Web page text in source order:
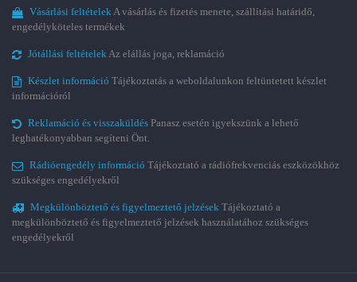
Vásárlási feltételekA vásárlás és fizetés menete, szállítási határidő,
engedélyköteles termékek
Jótállási feltételekAz elállás joga, reklamáció
Készlet információ Tájékoztatás a weboldalunkon feltüntetett készlet
információról
Reklamáció és visszaküldés Panasz esetén igyekszünk a lehető
leghatékonyabban segíteni Önt.
Rádióengedély információ Tájékoztató a rádiófrekvenciás eszközökhöz
szükséges engedélyekről
Megkülönböztető és figyelmeztető jelzések Tájékoztató a
megkülönböztető és figyelmeztető jelzések használatához szükséges
engedélyekről